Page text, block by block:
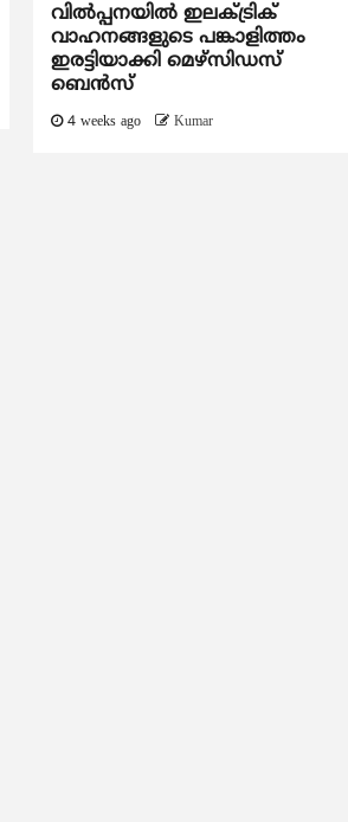
വിൽപ്പനയിൽ ഇലക്ട്രിക്
വാഹനങ്ങളുടെ പങ്കാളിത്തം
ഇരട്ടിയാക്കി മെഴ്‌സിഡസ്
ബെൻസ്
4 weeks ago Kumar